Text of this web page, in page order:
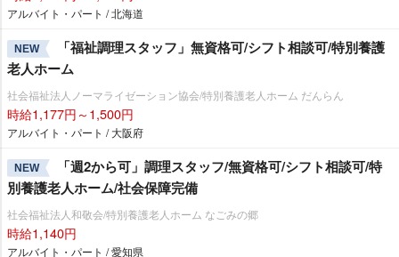
アルバイト・パート / 北海道
NEW
「福祉調理スタッフ」無資格可/シフト相談可/特別養護
老人ホーム
社会福祉法人ノーマライゼーション協会/特別養護老人ホーム だんらん
時給1,177円～1,500円
アルバイト・パート / 大阪府
NEW
「週2から可」調理スタッフ/無資格可/シフト相談可/特
別養護老人ホーム/社会保障完備
社会福祉法人和敬会/特別養護老人ホーム なごみの郷
時給1,140円
アルバイト・パート / 愛知県